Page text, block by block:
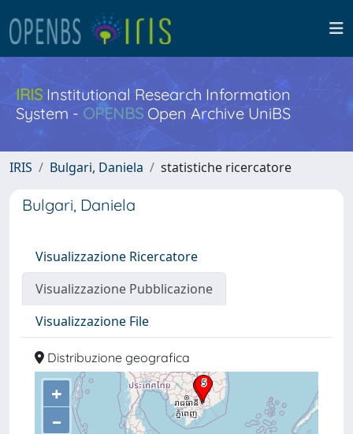
IRISInstitutional Research Information
System - OPENBS Open Archive UniBS
IRIS Bulgari, Daniela statistiche ricercatore
Bulgari, Daniela
Visualizzazione Ricercatore
Visualizzazione Pubblicazione
Visualizzazione File
Distribuzione geografica
+
–